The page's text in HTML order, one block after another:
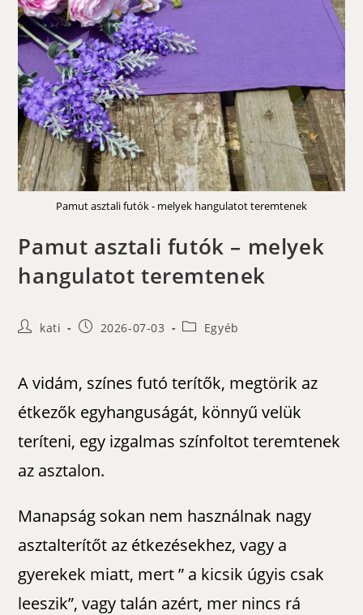
Pamut asztali futók - melyek hangulatot teremtenek
Pamut asztali futók – melyek
hangulatot teremtenek
Postkati
Post2026-07-03
PostEgyéb
A vidám, színes futó terítők, megtörik az
étkezők egyhanguságát, könnyű velük
teríteni, egy izgalmas színfoltot teremtenek
az asztalon.
Manapság sokan nem használnak nagy
asztalterítőt az étkezésekhez, vagy a
gyerekek miatt, mert ” a kicsik úgyis csak
leeszik”, vagy talán azért, mer nincs rá